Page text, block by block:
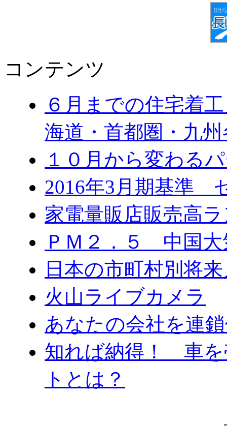
コンテンツ
６月までの住宅着
海道・首都圏・九
１０月から変わ
2016年3月期基準
家電量販店販売高
ＰＭ２．５ 中国大
日本の市町村別将
火山ライブカメラ
あなたの会社を連
知れば納得！ 車を
トとは？